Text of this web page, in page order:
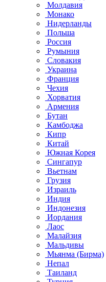
Молдавия
Монако
Нидерланды
Польша
Россия
Румыния
Словакия
Украина
Франция
Чехия
Хорватия
Армения
Бутан
Камбоджа
Кипр
Китай
Южная Корея
Сингапур
Вьетнам
Грузия
Израиль
Индия
Индонезия
Иордания
Лаос
Малайзия
Мальдивы
Мьянма (Бирма)
Непал
Таиланд